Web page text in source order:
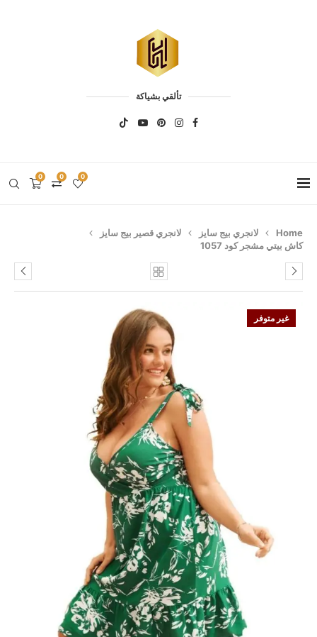
تألقي بشياكة
0 0 0
Home لانجري بيج سايز
لانجري قصير بيج سايز
كاش بيتي مشجر كود 1057
غير متوفر